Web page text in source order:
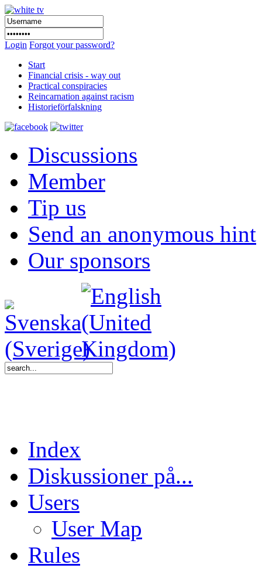
Login Forgot your password?
Start
Financial crisis - way out
Practical conspiracies
Reincarnation against racism
Historieförfalskning
Discussions
Member
Tip us
Send an anonymous hint
Our sponsors
Index
Diskussioner på...
Users
User Map
Rules